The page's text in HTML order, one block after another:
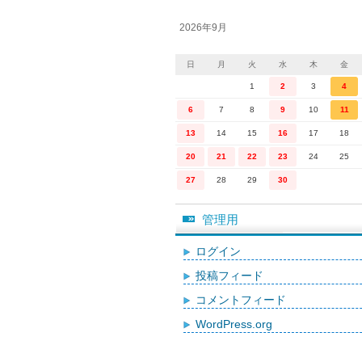
2026年9月
日 月 火 水 木 金
1 2 3 4
6 7 8 9 10 11
13 14 15 16 17 18
20 21 22 23 24 25
27 28 29 30
管理用
ログイン
投稿フィード
コメントフィード
WordPress.org